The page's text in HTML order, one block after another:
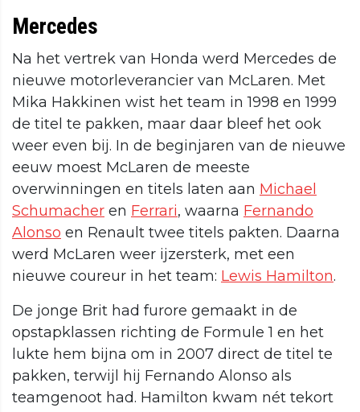
Mercedes
Na het vertrek van Honda werd Mercedes de
nieuwe motorleverancier van McLaren. Met
Mika Hakkinen wist het team in 1998 en 1999
de titel te pakken, maar daar bleef het ook
weer even bij. In de beginjaren van de nieuwe
eeuw moest McLaren de meeste
overwinningen en titels laten aan Michael
Schumacher en Ferrari, waarna Fernando
Alonso en Renault twee titels pakten. Daarna
werd McLaren weer ijzersterk, met een
nieuwe coureur in het team: Lewis Hamilton.
De jonge Brit had furore gemaakt in de
opstapklassen richting de Formule 1 en het
lukte hem bijna om in 2007 direct de titel te
pakken, terwijl hij Fernando Alonso als
teamgenoot had. Hamilton kwam nét tekort